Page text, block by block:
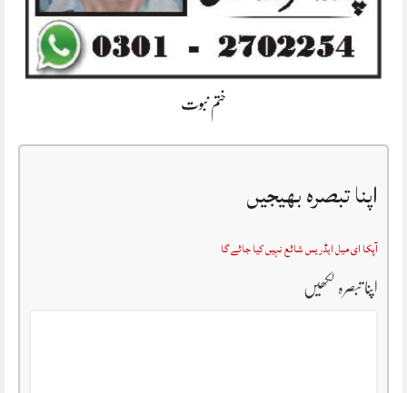
ختم نبوت
اپنا تبصرہ بھیجیں
آپکا ای میل ایڈریس شائع نہیں کیا جائے گا
اپنا تبصرہ لکھیں